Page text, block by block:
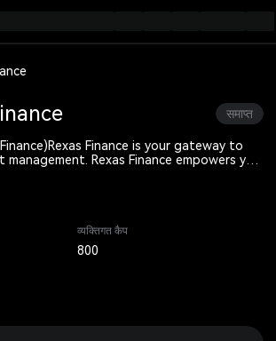
समाप्त
Rexas Finance is your gateway to
Rexas Finance empowers you
and intellectual property, on a
Finance, you gain access to a world
the power of blockchain technology to
inclusive, transparent, and efficient.
व्यक्तिगत कैप
800